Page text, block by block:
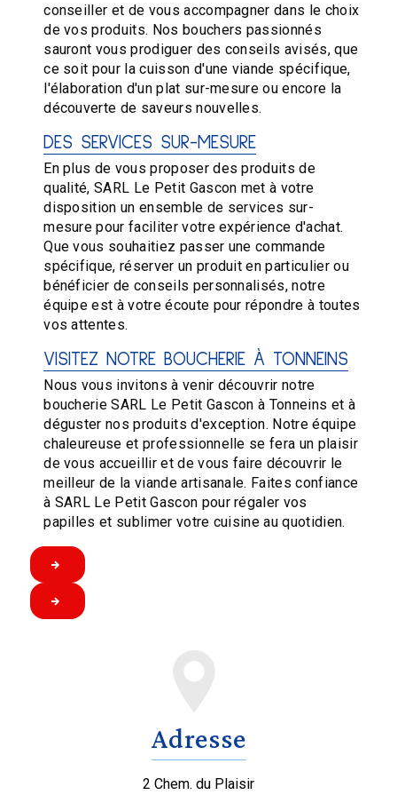
conseiller et de vous accompagner dans le choix
de vos produits. Nos bouchers passionnés
sauront vous prodiguer des conseils avisés, que
ce soit pour la cuisson d'une viande spécifique,
l'élaboration d'un plat sur-mesure ou encore la
découverte de saveurs nouvelles.
DES SERVICES SUR-MESURE
En plus de vous proposer des produits de
qualité, SARL Le Petit Gascon met à votre
disposition un ensemble de services sur-
mesure pour faciliter votre expérience d'achat.
Que vous souhaitiez passer une commande
spécifique, réserver un produit en particulier ou
bénéficier de conseils personnalisés, notre
équipe est à votre écoute pour répondre à toutes
vos attentes.
VISITEZ NOTRE BOUCHERIE À TONNEINS
Nous vous invitons à venir découvrir notre
boucherie SARL Le Petit Gascon à Tonneins et à
déguster nos produits d'exception. Notre équipe
chaleureuse et professionnelle se fera un plaisir
de vous accueillir et de vous faire découvrir le
meilleur de la viande artisanale. Faites confiance
à SARL Le Petit Gascon pour régaler vos
papilles et sublimer votre cuisine au quotidien.
Adresse
2 Chem. du Plaisir